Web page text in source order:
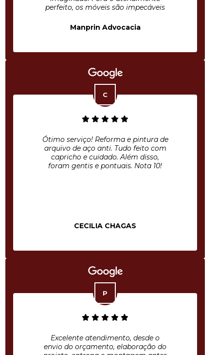
perfeito, os móveis são impecáveis
Manprin Advocacia
Ótimo serviço! Reforma e pintura de
arquivo de aço anti. Tudo feito com
capricho e cuidado. Além disso,
foram gentis e pontuais. Nota 10!
CECILIA CHAGAS
Excelente atendimento, desde o
envio do orçamento, elaboração do